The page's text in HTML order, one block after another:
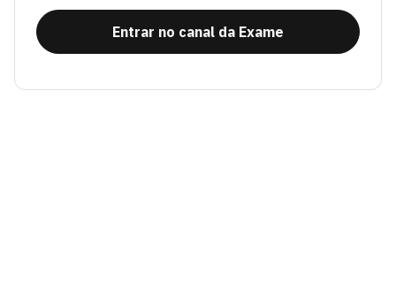
Entrar no canal da Exame